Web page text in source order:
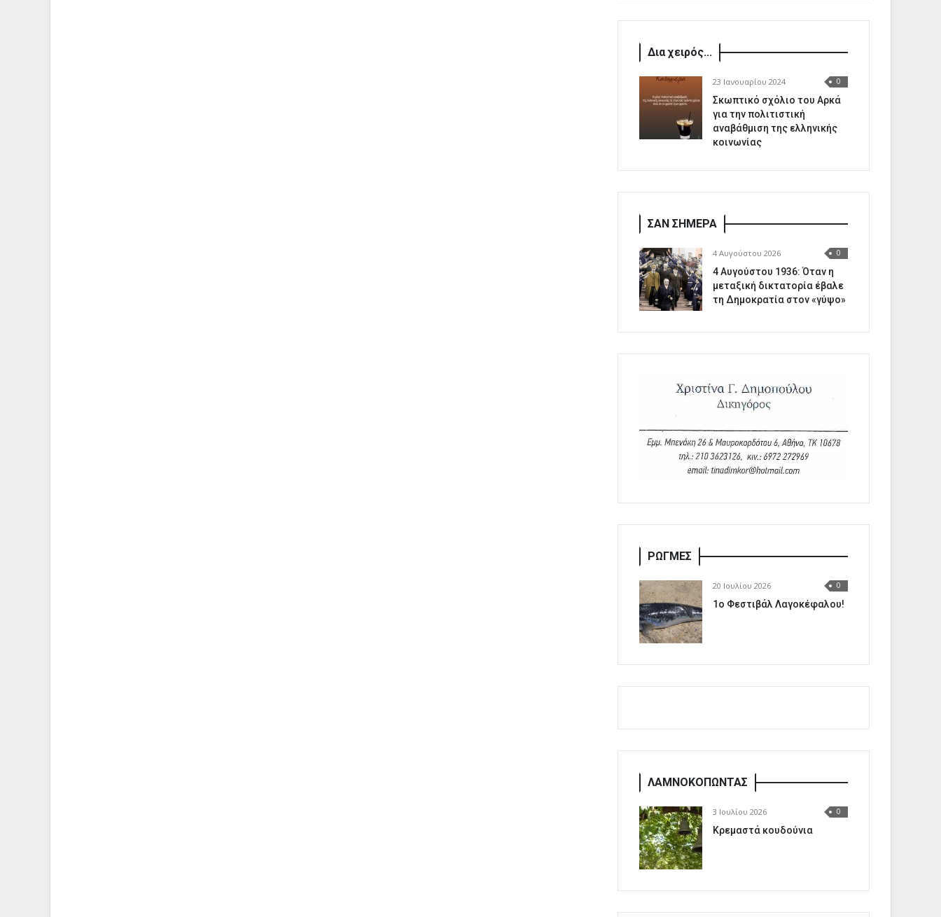
Δια χειρός...
23 Ιανουαρίου 2024 0
Σκωπτικό σχόλιο του Αρκά
για την πολιτιστική
αναβάθμιση της ελληνικής
κοινωνίας
ΣΑΝ ΣΗΜΕΡΑ
4 Αυγούστου 2026 0
4 Αυγούστου 1936: Όταν η
μεταξική δικτατορία έβαλε
τη Δημοκρατία στον «γύψο»
ΡΩΓΜΕΣ
20 Ιουλίου 2026 0
1o Φεστιβάλ Λαγοκέφαλου!
ΛΑΜΝΟΚΟΠΩΝΤΑΣ
3 Ιουλίου 2026 0
Κρεμαστά κουδούνια